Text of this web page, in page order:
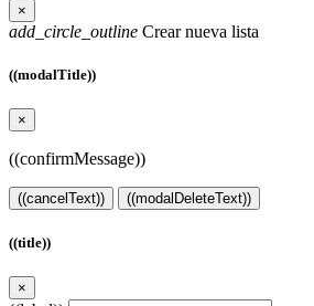
×
add_circle_outline Crear nueva lista
((modalTitle))
×
((confirmMessage))
((cancelText)) ((modalDeleteText))
((title))
×